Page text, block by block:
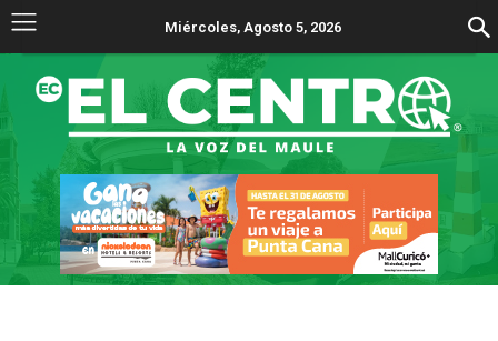
Miércoles, Agosto 5, 2026